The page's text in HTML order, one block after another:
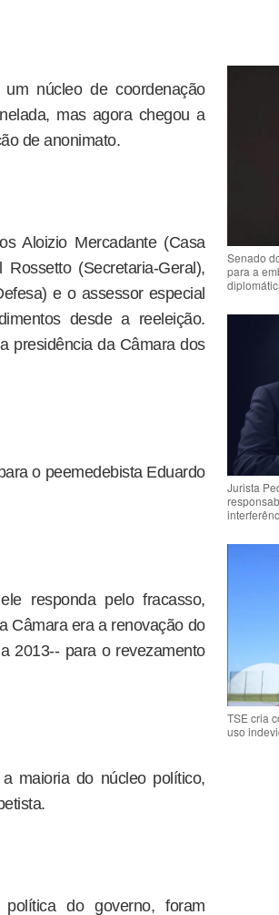
núcleo de coordenação
mas agora chegou a
de anonimato.
Aloizio Mercadante (Casa
(Secretaria-Geral),
e o assessor especial
desde a reeleição.
presidência da Câmara dos
o peemedebista Eduardo
responda pelo fracasso,
Câmara era a renovação do
2013-- para o revezamento
maioria do núcleo político,
do governo, foram
Senado
para a
Jurista
TSE cria
uso